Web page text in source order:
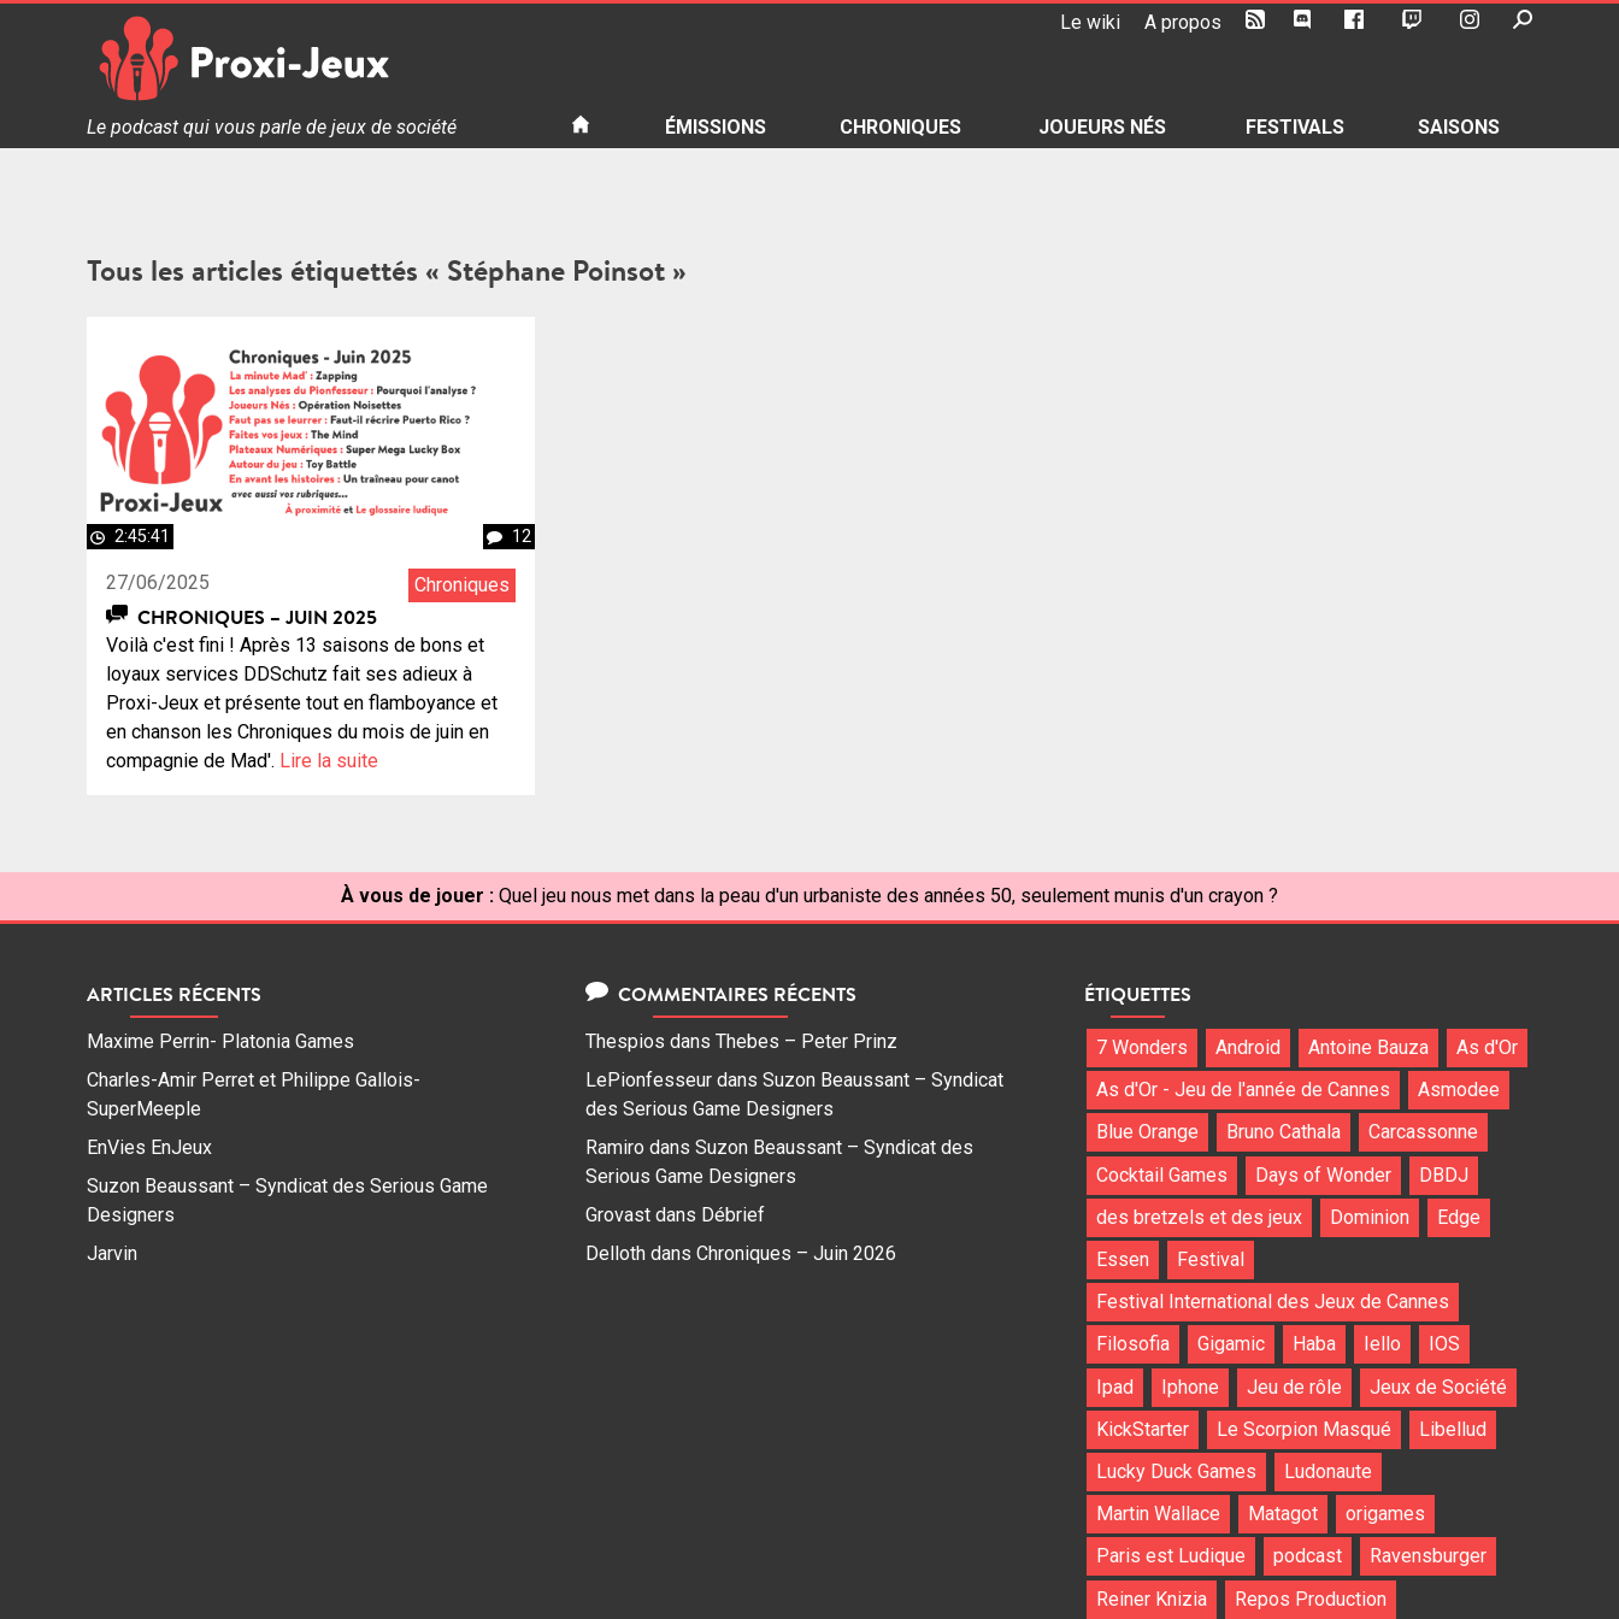
Le wiki A propos
Proxi Jeux - Le podcast qui vous parle de jeux de société
Le podcast qui vous parle de jeux de société ÉMISSIONS CHRONIQUES JOUEURS NÉS FESTIVALS SAISONS
Tous les articles étiquettés « Stéphane Poinsot »
2:45:41 12
27/06/2025 Chroniques
CHRONIQUES – JUIN 2025
Voilà c'est fini ! Après 13 saisons de bons et
loyaux services DDSchutz fait ses adieux à
Proxi-Jeux et présente tout en flamboyance et
en chanson les Chroniques du mois de juin en
compagnie de Mad'. Lire la suite
À vous de jouer : Quel jeu nous met dans la peau d'un urbaniste des années 50, seulement munis d'un crayon ?
ARTICLES RÉCENTS
Maxime Perrin- Platonia Games
Charles-Amir Perret et Philippe Gallois-
SuperMeeple
EnVies EnJeux
Suzon Beaussant – Syndicat des Serious Game
Designers
Jarvin
COMMENTAIRES RÉCENTS
Thespios dans Thebes – Peter Prinz
LePionfesseur dans Suzon Beaussant – Syndicat
des Serious Game Designers
Ramiro dans Suzon Beaussant – Syndicat des
Serious Game Designers
Grovast dans Débrief
Delloth dans Chroniques – Juin 2026
ÉTIQUETTES
7 Wonders Android Antoine Bauza
As d'Or
As d'Or - Jeu de l'année de Cannes
Asmodee
Blue Orange
Bruno Cathala
Carcassonne
Cocktail Games
Days of Wonder
DBDJ
des bretzels et des jeux
Dominion
Edge
Essen
Festival
Festival International des Jeux de Cannes
Filosofia
Gigamic Haba Iello
IOS
Ipad
Iphone Jeu de rôle
Jeux de Société
KickStarter
Le Scorpion Masqué
Libellud
Lucky Duck Games
Ludonaute
Martin Wallace
Matagot
origames
Paris est Ludique
podcast
Ravensburger
Reiner Knizia
Repos Production